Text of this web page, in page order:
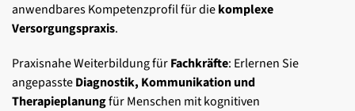
anwendbares Kompetenzprofil für diekomplexe
Versorgungspraxis.
Praxisnahe Weiterbildung fürFachkräfte: Erlernen Sie
angepassteDiagnostik, Kommunikation und
Therapieplanungfür Menschen mit kognitiven